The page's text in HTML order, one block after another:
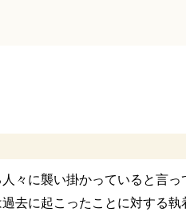
々に襲い掛かっていると言っ
去に起こったことに対する